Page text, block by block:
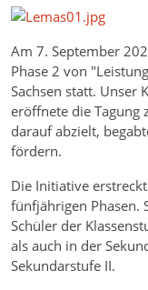
Am 7. September
Phase 2 von
Sachsen statt. Unser
eröffnete die Tagung
darauf abzielt,
fördern.
Die Initiative
fünfjährigen Phasen.
Schüler der
als auch in der
Sekundarstufe II.